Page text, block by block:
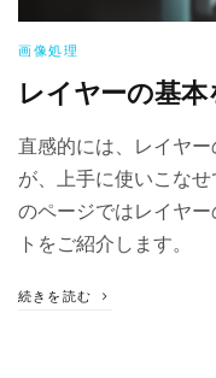
画像処理
レイヤーの基本
直感的には、レイヤ
が、上手に使いこな
のページではレイヤ
トをご紹介します。
続きを読む